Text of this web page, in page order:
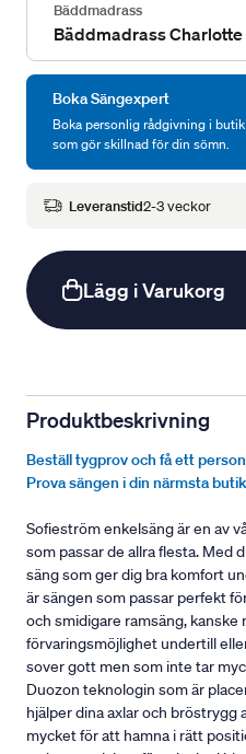
Bäddmadrass
Bäddmadrass Charlotte
Boka Sängexpert
Boka personlig rådgivning i
som gör skillnad för din sömn.
Leveranstid2-3 veckor
Lägg i Varukorg
Produktbeskrivning
Beställ tygprov och få ett
Prova sängen i din närmsta
Sofieström enkelsäng är en av
som passar de allra flesta. Med
säng som ger dig bra komfort
är sängen som passar perfekt
och smidigare ramsäng, kanske
förvaringsmöjlighet undertill
sover gott men som inte tar
Duozon teknologin som är
hjälper dina axlar och bröstrygg
mycket för att hamna i rätt